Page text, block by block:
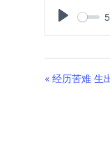
« 经历苦难 生